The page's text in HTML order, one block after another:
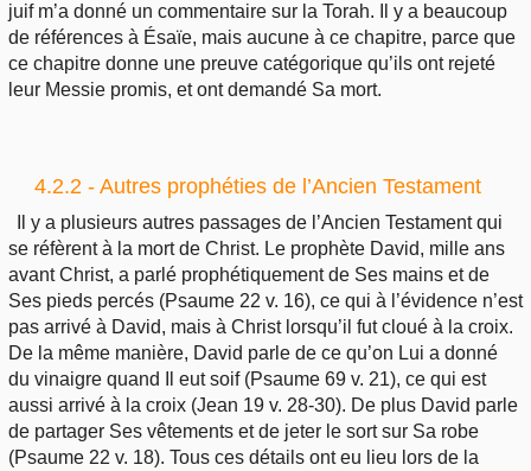
juif m’a donné un commentaire sur la Torah. Il y a beaucoup
de références à Ésaïe, mais aucune à ce chapitre, parce que
ce chapitre donne une preuve catégorique qu’ils ont rejeté
leur Messie promis, et ont demandé Sa mort.
4.2.2 - Autres prophéties de l’Ancien Testament
Il y a plusieurs autres passages de l’Ancien Testament qui
se réfèrent à la mort de Christ. Le prophète David, mille ans
avant Christ, a parlé prophétiquement de Ses mains et de
Ses pieds percés (Psaume 22 v. 16), ce qui à l’évidence n’est
pas arrivé à David, mais à Christ lorsqu’il fut cloué à la croix.
De la même manière, David parle de ce qu’on Lui a donné
du vinaigre quand Il eut soif (Psaume 69 v. 21), ce qui est
aussi arrivé à la croix (Jean 19 v. 28-30). De plus David parle
de partager Ses vêtements et de jeter le sort sur Sa robe
(Psaume 22 v. 18). Tous ces détails ont eu lieu lors de la